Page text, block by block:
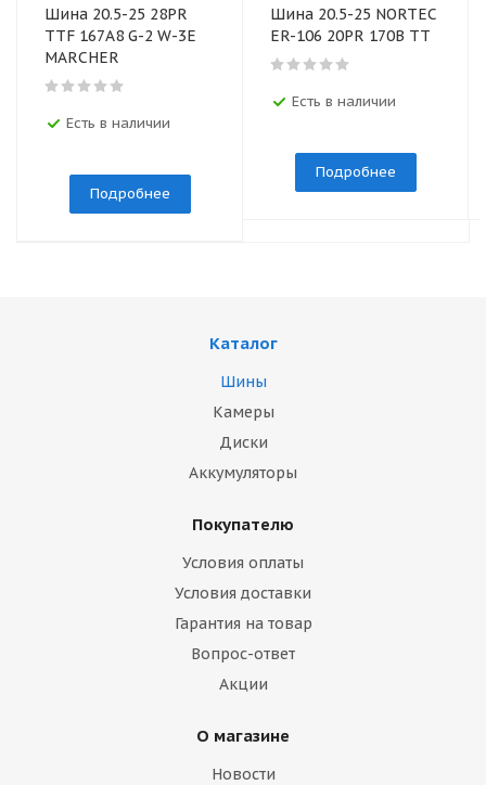
Шина 20.5-25 28PR
TTF 167A8 G-2 W-3E
MARCHER
Есть в наличии
Подробнее
Шина 20.5-25 NORTEC
ER-106 20PR 170B TT
Есть в наличии
Подробнее
Каталог
Шины
Камеры
Диски
Аккумуляторы
Покупателю
Условия оплаты
Условия доставки
Гарантия на товар
Вопрос-ответ
Акции
О магазине
Новости